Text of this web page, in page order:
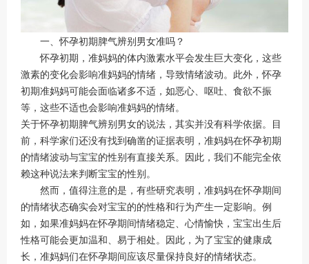
一、怀孕初期脾气辨别男女准吗？
怀孕初期，准妈妈的体内激素水平会发生巨大变化，这些
激素的变化会影响准妈妈的情绪，导致情绪波动。此外，怀孕
初期准妈妈可能会面临诸多不适，如恶心、呕吐、食欲不振
等，这些不适也会影响准妈妈的情绪。
关于怀孕初期脾气辨别男女的说法，其实并没有科学依据。目
前，科学家们还没有找到确凿的证据表明，准妈妈在怀孕初期
的情绪波动与宝宝的性别有直接关系。因此，我们不能完全依
赖这种说法来判断宝宝的性别。
然而，值得注意的是，有些研究表明，准妈妈在怀孕期间
的情绪状态确实会对宝宝的的性格和行为产生一定影响。例
如，如果准妈妈在怀孕期间情绪稳定、心情愉快，宝宝出生后
性格可能会更加温和、易于相处。因此，为了宝宝的健康成
长，准妈妈们在怀孕期间应该尽量保持良好的情绪状态。